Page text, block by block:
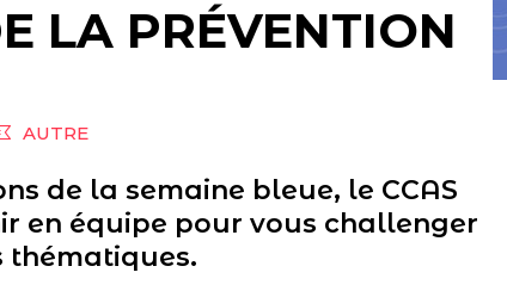
LA PRÉVENTION
AUTRE
de la semaine bleue, le CCAS
en équipe pour vous challenger
thématiques.